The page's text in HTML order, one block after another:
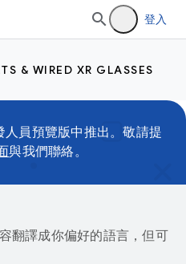
登入
& WIRED XR GLASSES
員預覽版中推出。敬請提
與我們聯絡。
翻譯成你偏好的語言，但可